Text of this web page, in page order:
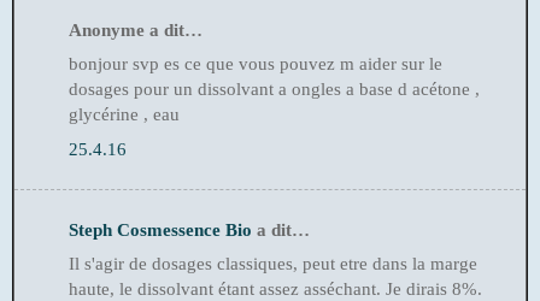
Anonyme a dit…
bonjour svp es ce que vous pouvez m aider sur le
dosages pour un dissolvant a ongles a base d acétone ,
glycérine , eau
25.4.16
Steph Cosmessence Bio a dit…
Il s'agir de dosages classiques, peut etre dans la marge
haute, le dissolvant étant assez asséchant. Je dirais 8%.